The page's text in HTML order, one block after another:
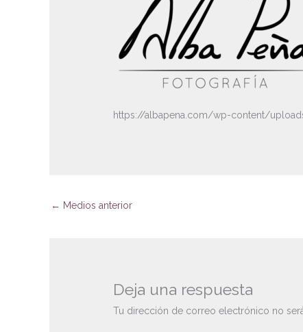
https://albapena.com/wp-content/
← Medios anterior
Deja una respuesta
Tu dirección de correo electrónico no